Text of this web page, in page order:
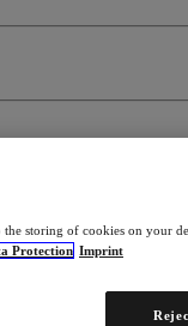
storing of cookies on your
Protection Imprint